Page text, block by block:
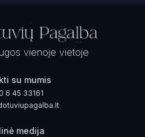
vienoje vietoje
su mumis
6 45 33161
medija